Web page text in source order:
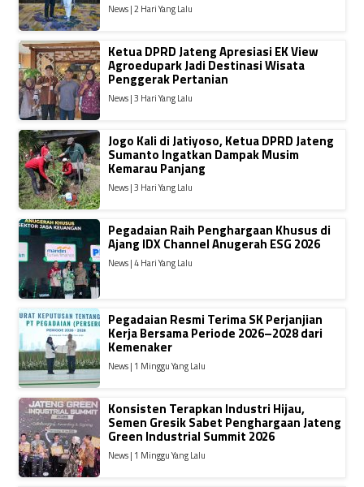
News | 2 Hari Yang Lalu
Ketua DPRD Jateng Apresiasi EK View
Agroedupark Jadi Destinasi Wisata
Penggerak Pertanian
News | 3 Hari Yang Lalu
Jogo Kali di Jatiyoso, Ketua DPRD Jateng
Sumanto Ingatkan Dampak Musim
Kemarau Panjang
News | 3 Hari Yang Lalu
Pegadaian Raih Penghargaan Khusus di
Ajang IDX Channel Anugerah ESG 2026
News | 4 Hari Yang Lalu
Pegadaian Resmi Terima SK Perjanjian
Kerja Bersama Periode 2026–2028 dari
Kemenaker
News | 1 Minggu Yang Lalu
Konsisten Terapkan Industri Hijau,
Semen Gresik Sabet Penghargaan Jateng
Green Industrial Summit 2026
News | 1 Minggu Yang Lalu